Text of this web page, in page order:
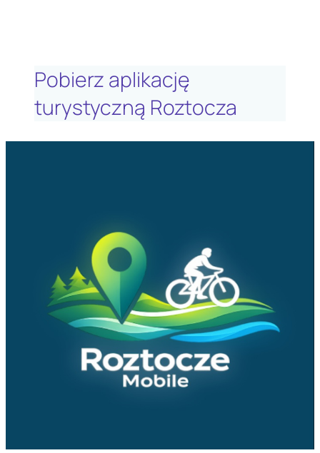
Pobierz aplikację
turystyczną Roztocza